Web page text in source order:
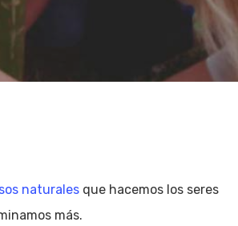
naturales que hacemos los seres
más.